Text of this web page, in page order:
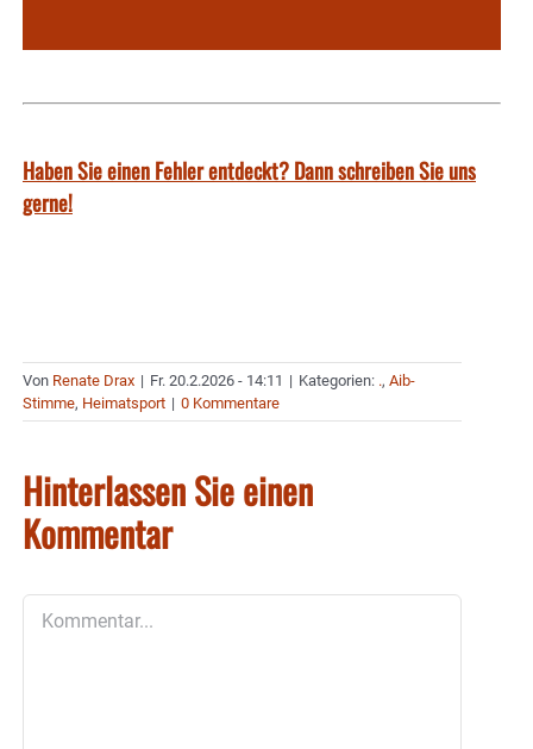
Haben Sie einen Fehler entdeckt? Dann schreiben Sie uns
gerne!
Von Renate Drax | Fr. 20.2.2026 - 14:11 | Kategorien: ., Aib-
Stimme, Heimatsport | 0 Kommentare
Hinterlassen Sie einen
Kommentar